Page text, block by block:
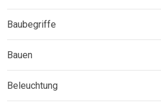
Baubegriffe
Bauen
Beleuchtung